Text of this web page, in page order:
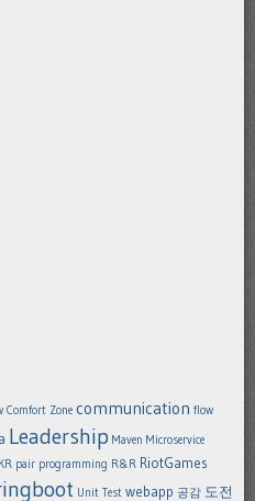
Comfort Zone communication flow
Leadership Maven Microservice
pair programming R&R RiotGames
Unit Test webapp 공감 도전